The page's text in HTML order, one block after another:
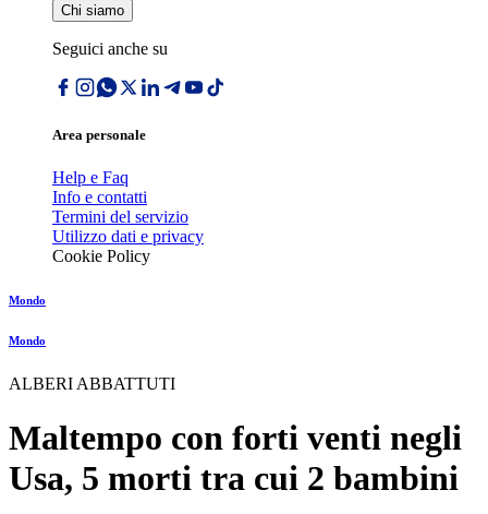
Chi siamo
Seguici anche su
Area personale
Help e Faq
Info e contatti
Termini del servizio
Utilizzo dati e privacy
Cookie Policy
Mondo
Mondo
ALBERI ABBATTUTI
Maltempo con forti venti negli
Usa, 5 morti tra cui 2 bambini